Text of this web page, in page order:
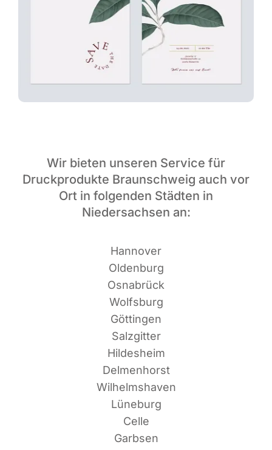
Wir bieten unseren Service für
Druckprodukte Braunschweig auch vor
Ort in folgenden Städten in
Niedersachsen an:
Han­no­ver
Oldenburg
Osnabrück
Wolfsburg
Göttingen
Salzgitter
Hildesheim
Delmenhorst
Wilhelmshaven
Lüneburg
Celle
Garbsen